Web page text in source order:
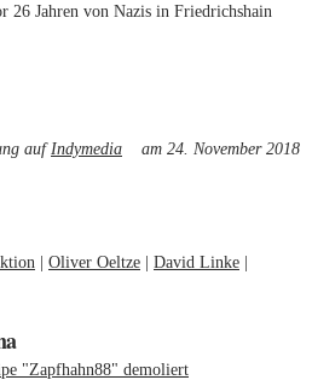
26 Jahren von Nazis in Friedrichshain
aufIndymedia (link is external)
am 24. November 2018
Oliver Oeltze
David Linke
"Zapfhahn88" demoliert